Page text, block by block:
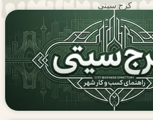
کرج سیتی